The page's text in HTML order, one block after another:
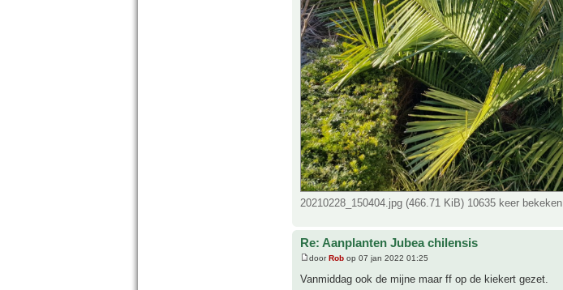
20210228_150404.jpg (466.71 KiB) 10635 keer bekeken
Re: Aanplanten Jubea chilensis
doorRob op 07 jan 2022 01:25
Vanmiddag ook de mijne maar ff op de kiekert gezet.